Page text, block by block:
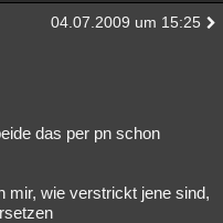
04.07.2009 um 15:25
das per pn schon
mir, wie verstrickt jene sind,